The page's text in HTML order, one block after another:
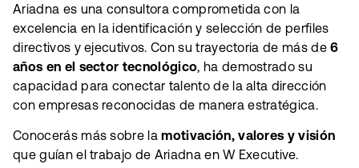
Ariadna es una consultora comprometida con la
excelencia en la identificación y selección de perfiles
directivos y ejecutivos. Con su trayectoria de más de6
años en el sector tecnológico, ha demostrado su
capacidad para conectar talento de la alta dirección
con empresas reconocidas de manera estratégica.
Conocerás más sobre la motivación, valores y visión
que guían el trabajo de Ariadna en W Executive.